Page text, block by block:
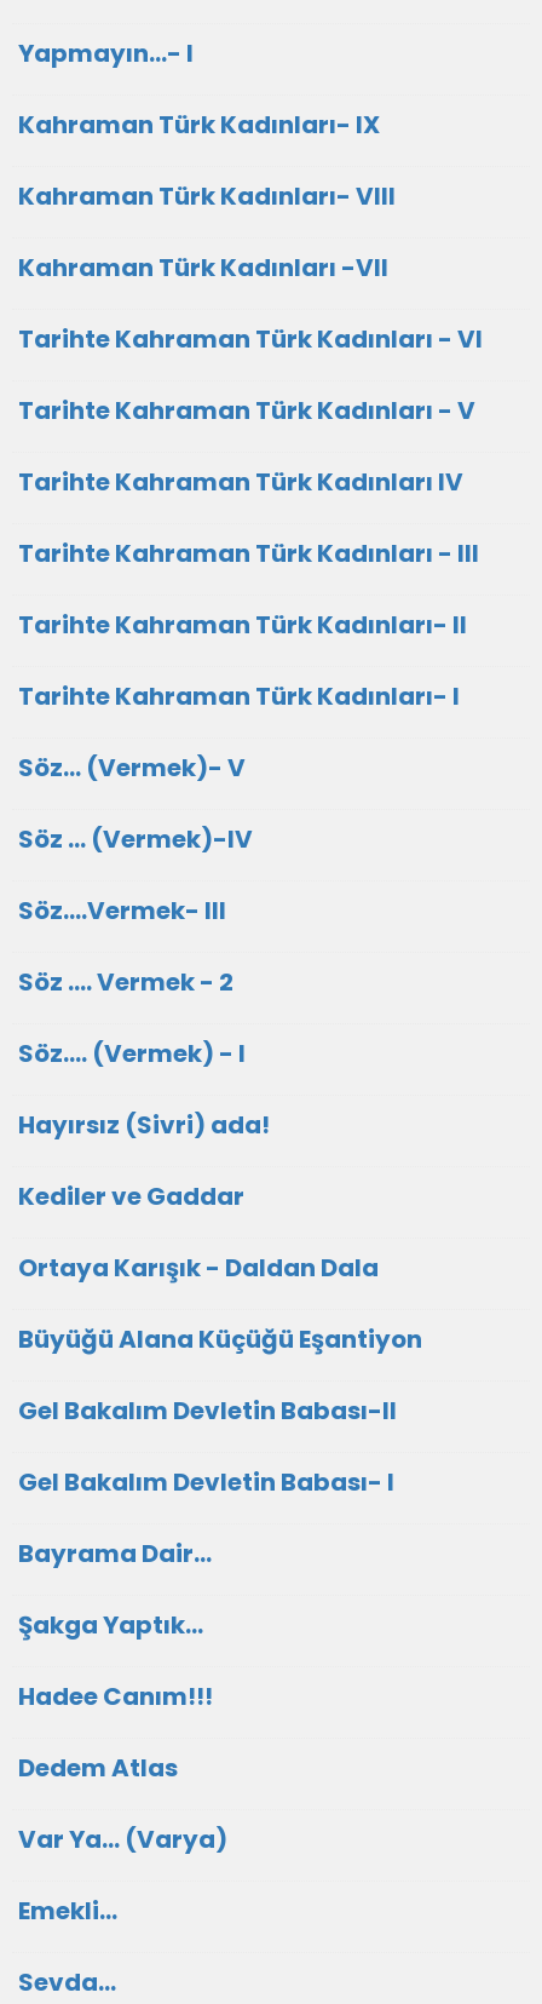
Yapmayın...- I
Kahraman Türk Kadınları- IX
Kahraman Türk Kadınları- VIII
Kahraman Türk Kadınları -VII
Tarihte Kahraman Türk Kadınları - VI
Tarihte Kahraman Türk Kadınları - V
Tarihte Kahraman Türk Kadınları IV
Tarihte Kahraman Türk Kadınları - III
Tarihte Kahraman Türk Kadınları- II
Tarihte Kahraman Türk Kadınları- I
Söz... (Vermek)- V
Söz ... (Vermek)-IV
Söz....Vermek- III
Söz .... Vermek - 2
Söz.... (Vermek) - I
Hayırsız (Sivri) ada!
Kediler ve Gaddar
Ortaya Karışık - Daldan Dala
Büyüğü Alana Küçüğü Eşantiyon
Gel Bakalım Devletin Babası-II
Gel Bakalım Devletin Babası- I
Bayrama Dair...
Şakga Yaptık...
Hadee Canım!!!
Dedem Atlas
Var Ya... (Varya)
Emekli...
Sevda...